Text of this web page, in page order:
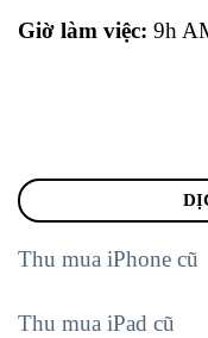
Giờ làm việc: 9h
Thu mua iPhone cũ
Thu mua iPad cũ